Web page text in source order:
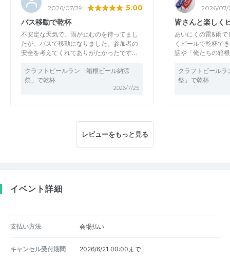
2026/07/29 5.00
バス移動で乾杯
不安定な天気で、雨が止むのを待ってまし
たが、バスで移動になりました。参加者の
安全を考えてくれてありがたかったです…
クラフトビールラン「箱根ビール納涼
祭」で乾杯
2026/7/25
2026/07/
皆さんと楽しく
あいにくの雷&雨
くビールで乾杯で
話や「俺たちの箱
クラフトビールラ
祭」で乾杯
レビューをもっと見る
イベント詳細
支払い方法 会場払い
キャンセル受付期間 2026/6/21 00:00まで